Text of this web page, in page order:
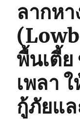
ลากหา
พื้นเตี้
เพลา
กู้ภัยแ